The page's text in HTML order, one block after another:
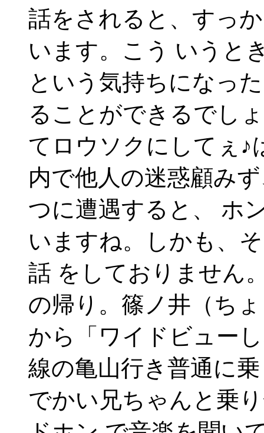
話をされると、すっ
います。こう いうと
という気持ちになっ
ることができるでし
てロウソクにしてぇ♪
内で他人の迷惑顧み
つに遭遇すると、 ホ
いますね。しかも、
話 をしておりません
の帰り。篠ノ井（ち
から「ワイドビュー
線の亀山行き普通に
でかい兄ちゃんと乗